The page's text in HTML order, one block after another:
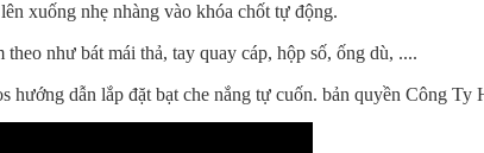
xuống nhẹ nhàng vào khóa chốt tự động.
theo như bát mái thả, tay quay cáp, hộp số, ống dù, ....
hướng dẫn lắp đặt bạt che nắng tự cuốn. bản quyền Công Ty